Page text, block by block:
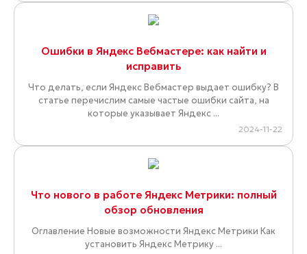
Ошибки в Яндекс Вебмастере: как найти и
исправить
Что делать, если Яндекс Вебмастер выдает ошибку? В
статье перечислим самые частые ошибки сайта, на
которые указывает Яндекс ...
2024-11-22
Что нового в работе Яндекс Метрики: полный
обзор обновления
Оглавление Новые возможности Яндекс Метрики Как
установить Яндекс Метрику ...